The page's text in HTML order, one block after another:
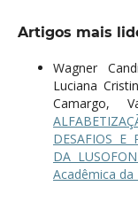
Artigos mais
Wagner
Luciana
Camargo,
DESAFIOS E
DA
Acadêmica